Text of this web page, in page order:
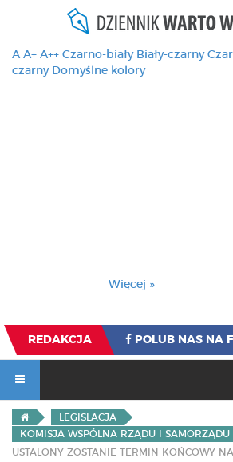
A A+ A++ Czarno-biały Biały-czarny
czarny Domyślne kolory
Więcej »
REDAKCJA POLUB NAS NA
LEGISLACJA
KOMISJA WSPÓLNA RZĄDU I SAMORZĄDU